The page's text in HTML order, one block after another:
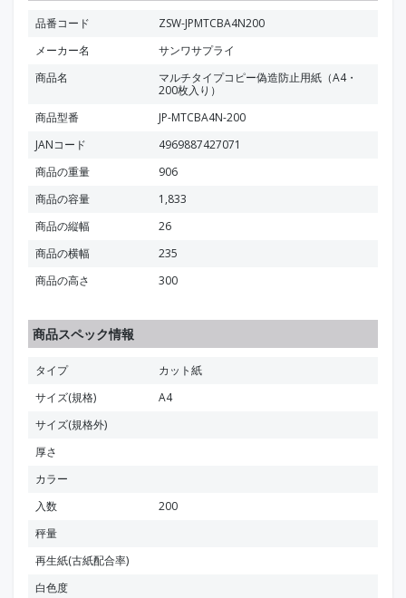
品番コード
ZSW-JPMTCBA4N200
メーカー名
サンワサプライ
商品名
マルチタイプコピー偽造防止用紙（A4・
200枚入り）
商品型番
JP-MTCBA4N-200
JANコード
4969887427071
商品の重量
906
商品の容量
1,833
商品の縦幅
26
商品の横幅
235
商品の高さ
300
商品スペック情報
タイプ
カット紙
サイズ(規格)
A4
サイズ(規格外)
厚さ
カラー
入数
200
秤量
再生紙(古紙配合率)
白色度